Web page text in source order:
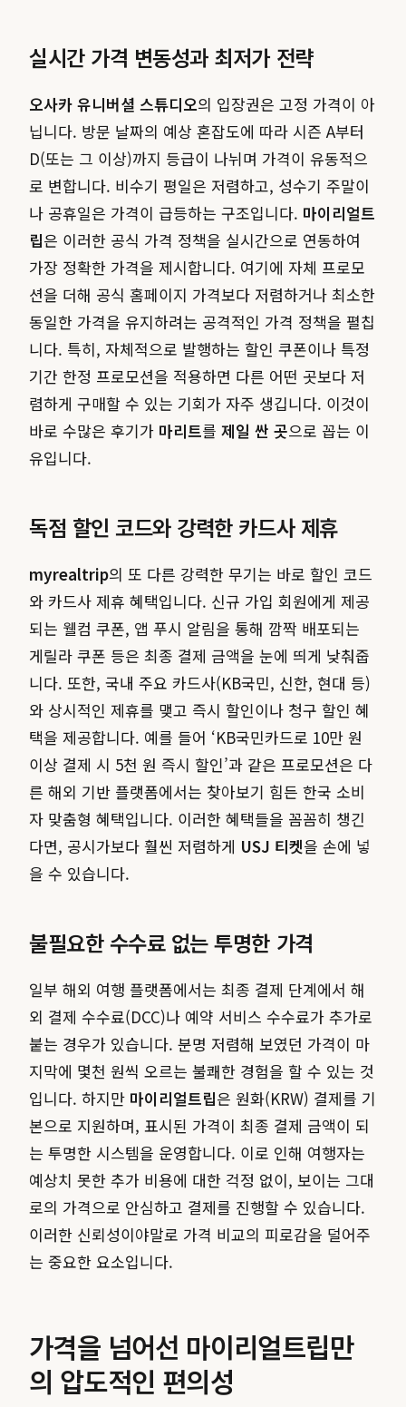
실시간 가격 변동성과 최저가 전략
오사카 유니버셜 스튜디오의 입장권은 고정 가격이 아
닙니다. 방문 날짜의 예상 혼잡도에 따라 시즌 A부터
D(또는 그 이상)까지 등급이 나뉘며 가격이 유동적으
로 변합니다. 비수기 평일은 저렴하고, 성수기 주말이
나 공휴일은 가격이 급등하는 구조입니다. 마이리얼트
립은 이러한 공식 가격 정책을 실시간으로 연동하여
가장 정확한 가격을 제시합니다. 여기에 자체 프로모
션을 더해 공식 홈페이지 가격보다 저렴하거나 최소한
동일한 가격을 유지하려는 공격적인 가격 정책을 펼칩
니다. 특히, 자체적으로 발행하는 할인 쿠폰이나 특정
기간 한정 프로모션을 적용하면 다른 어떤 곳보다 저
렴하게 구매할 수 있는 기회가 자주 생깁니다. 이것이
바로 수많은 후기가 마리트를 제일 싼 곳으로 꼽는 이
유입니다.
독점 할인 코드와 강력한 카드사 제휴
myrealtrip의 또 다른 강력한 무기는 바로 할인 코드
와 카드사 제휴 혜택입니다. 신규 가입 회원에게 제공
되는 웰컴 쿠폰, 앱 푸시 알림을 통해 깜짝 배포되는
게릴라 쿠폰 등은 최종 결제 금액을 눈에 띄게 낮춰줍
니다. 또한, 국내 주요 카드사(KB국민, 신한, 현대 등)
와 상시적인 제휴를 맺고 즉시 할인이나 청구 할인 혜
택을 제공합니다. 예를 들어 ‘KB국민카드로 10만 원
이상 결제 시 5천 원 즉시 할인’과 같은 프로모션은 다
른 해외 기반 플랫폼에서는 찾아보기 힘든 한국 소비
자 맞춤형 혜택입니다. 이러한 혜택들을 꼼꼼히 챙긴
다면, 공시가보다 훨씬 저렴하게 USJ 티켓을 손에 넣
을 수 있습니다.
불필요한 수수료 없는 투명한 가격
일부 해외 여행 플랫폼에서는 최종 결제 단계에서 해
외 결제 수수료(DCC)나 예약 서비스 수수료가 추가로
붙는 경우가 있습니다. 분명 저렴해 보였던 가격이 마
지막에 몇천 원씩 오르는 불쾌한 경험을 할 수 있는 것
입니다. 하지만 마이리얼트립은 원화(KRW) 결제를 기
본으로 지원하며, 표시된 가격이 최종 결제 금액이 되
는 투명한 시스템을 운영합니다. 이로 인해 여행자는
예상치 못한 추가 비용에 대한 걱정 없이, 보이는 그대
로의 가격으로 안심하고 결제를 진행할 수 있습니다.
이러한 신뢰성이야말로 가격 비교의 피로감을 덜어주
는 중요한 요소입니다.
가격을 넘어선 마이리얼트립만
의 압도적인 편의성